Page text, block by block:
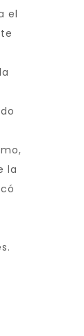
el
la